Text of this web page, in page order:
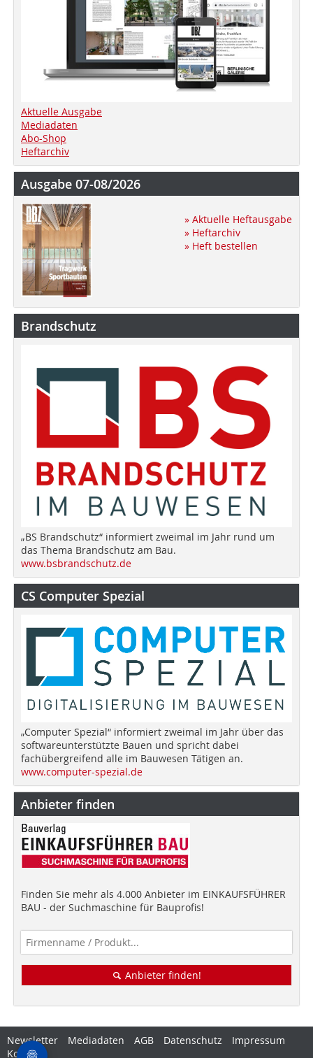
Aktuelle Ausgabe
Mediadaten
Abo-Shop
Heftarchiv
Ausgabe 07-08/2026
» Aktuelle Heftausgabe
» Heftarchiv
» Heft bestellen
Brandschutz
„BS Brandschutz“ informiert zweimal im Jahr rund um
das Thema Brandschutz am Bau.
www.bsbrandschutz.de
CS Computer Spezial
„Computer Spezial“ informiert zweimal im Jahr über das
softwareunterstützte Bauen und spricht dabei
fachübergreifend alle im Bauwesen Tätigen an.
www.computer-spezial.de
Anbieter finden
Finden Sie mehr als 4.000 Anbieter im EINKAUFSFÜHRER
BAU - der Suchmaschine für Bauprofis!
Anbieter finden!
Newsletter Mediadaten AGB Datenschutz
Impressum
Kontakt